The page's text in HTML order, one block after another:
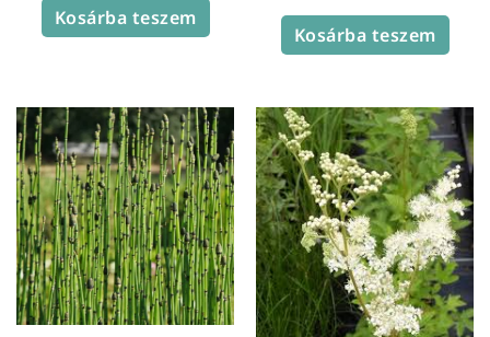
Kosárba teszem
Kosárba teszem